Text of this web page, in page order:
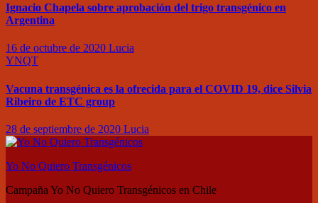
Ignacio Chapela sobre aprobación del trigo transgénico en
Argentina
16 de octubre de 2020 Lucia
YNQT
Vacuna transgénica es la ofrecida para el COVID 19, dice Silvia
Ribeiro de ETC group
28 de septiembre de 2020 Lucia
Yo No Quiero Transgénicos
Campaña Yo No Quiero Transgénicos en Chile